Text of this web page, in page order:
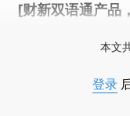
[财新双语通产品
本文
登录